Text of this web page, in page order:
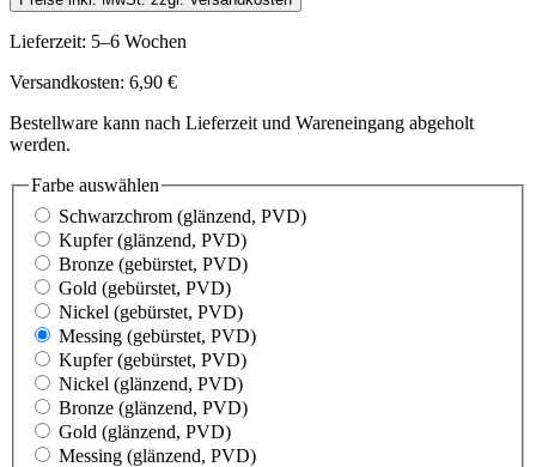
Lieferzeit: 5–6 Wochen
Versandkosten: 6,90 €
Bestellware kann nach Lieferzeit und Wareneingang abgeholt
werden.
Farbe auswählen
Schwarzchrom (glänzend, PVD)
Kupfer (glänzend, PVD)
Bronze (gebürstet, PVD)
Gold (gebürstet, PVD)
Nickel (gebürstet, PVD)
Messing (gebürstet, PVD)
Kupfer (gebürstet, PVD)
Nickel (glänzend, PVD)
Bronze (glänzend, PVD)
Gold (glänzend, PVD)
Messing (glänzend, PVD)